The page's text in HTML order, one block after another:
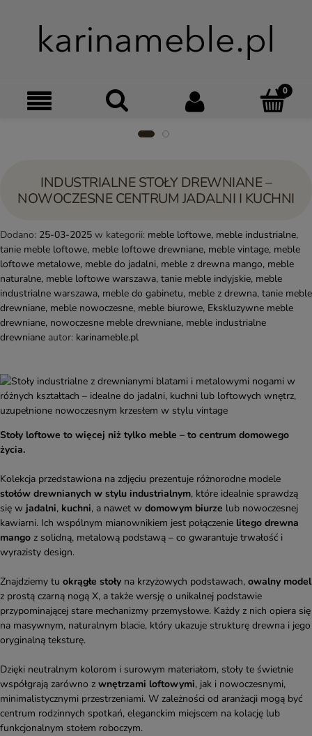
Menu Szukaj Moje
INDUSTRIALNE STOŁY DREWNIANE –
NOWOCZESNE CENTRUM JADALNI I KUCHNI
Dodano: 25-03-2025 w kategorii: meble loftowe, meble industrialne,
tanie meble loftowe, meble loftowe drewniane, meble vintage, meble
loftowe metalowe, meble do jadalni, meble z drewna mango, meble
naturalne, meble loftowe warszawa, tanie meble indyjskie, meble
industrialne warszawa, meble do gabinetu, meble z drewna, tanie meble
drewniane, meble nowoczesne, meble biurowe, Ekskluzywne meble
drewniane, nowoczesne meble drewniane, meble industrialne
drewniane autor: karinameble.pl
Stoły loftowe to więcej niż tylko meble – to centrum domowego
życia.
Kolekcja przedstawiona na zdjęciu prezentuje różnorodne modele
stołów drewnianych w stylu industrialnym, które idealnie sprawdzą
się w jadalni, kuchni, a nawet w domowym biurze lub nowoczesnej
kawiarni. Ich wspólnym mianownikiem jest połączenie litego drewna
mango z solidną, metalową podstawą – co gwarantuje trwałość i
wyrazisty design.
Znajdziemy tu okrągłe stoły na krzyżowych podstawach, owalny model
z prostą czarną nogą X, a także wersję o unikalnej podstawie
przypominającej stare mechanizmy przemysłowe. Każdy z nich opiera się
na masywnym, naturalnym blacie, który ukazuje strukturę drewna i jego
oryginalną teksturę.
Dzięki neutralnym kolorom i surowym materiałom, stoły te świetnie
współgrają zarówno z wnętrzami loftowymi, jak i nowoczesnymi,
minimalistycznymi przestrzeniami. W zależności od aranżacji mogą być
centrum rodzinnych spotkań, eleganckim miejscem na kolację lub
funkcjonalnym stołem roboczym.